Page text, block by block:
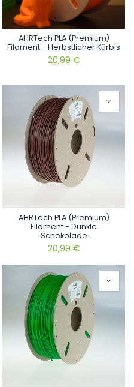
AHRTech PLA (Premium)
Filament - Herbstlicher Kürbis
20,99 €
AHRTech PLA (Premium)
Filament - Dunkle
Schokolade
20,99 €